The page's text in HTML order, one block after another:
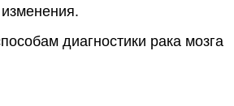
диагностики рака мозга